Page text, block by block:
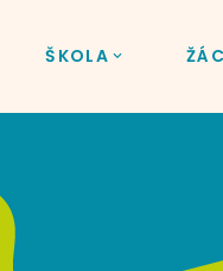
ŠKOLA